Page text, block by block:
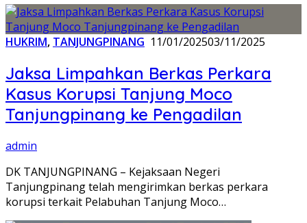
HUKRIM, TANJUNGPINANG 11/01/202503/11/2025
Jaksa Limpahkan Berkas Perkara
Kasus Korupsi Tanjung Moco
Tanjungpinang ke Pengadilan
admin
DK TANJUNGPINANG – Kejaksaan Negeri
Tanjungpinang telah mengirimkan berkas perkara
korupsi terkait Pelabuhan Tanjung Moco…